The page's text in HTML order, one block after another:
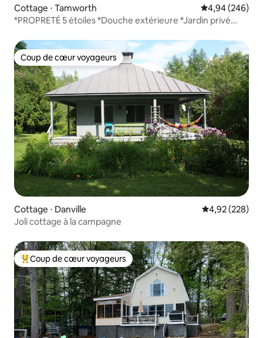
Cottage ⋅ Tamworth Évaluation
4,94 (246)
*PROPRETÉ 5 étoiles *Douche extérieure *Jardin privé
Coup de cœur voyageurs
Coup de cœur voyageurs
Cottage ⋅ Danville Évaluation
4,92 (228)
Joli cottage à la campagne
Coups de cœur voyageurs les plus appréciés
Coup de cœur voyageurs